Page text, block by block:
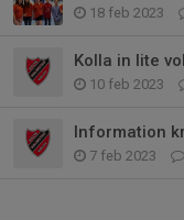
18 feb 2023
Kolla in lite
10 feb 2023
Information
7 feb 2023